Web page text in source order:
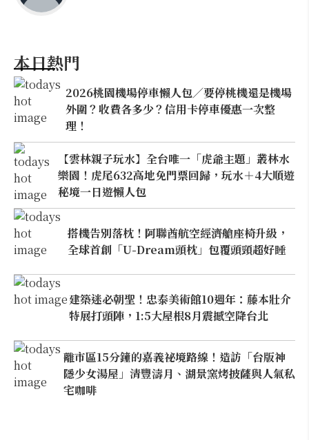
本日熱門
2026桃園機場停車懶人包／要停桃機還是機場
外圍？收費各多少？信用卡停車優惠一次整
理！
【雲林親子玩水】全台唯一「虎爺主題」叢林水
樂園！虎尾632高地免門票回歸，玩水＋4大順遊
秘境一日遊懶人包
搭機告別落枕！阿聯酋航空經濟艙座椅升級，
全球首創「U-Dream頭枕」包覆頭頸超好睡
建築迷必朝聖！忠泰美術館10週年：藤本壯介
特展打頭陣，1:5大屋根8月震撼空降台北
離市區15分鐘的嘉義祕境路線！造訪「台版神
隱少女湯屋」清豐濤月、湖景窯烤披薩與人氣私
宅咖啡